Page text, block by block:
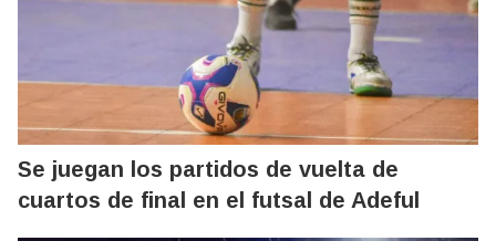
Se juegan los partidos de vuelta de
cuartos de final en el futsal de Adeful